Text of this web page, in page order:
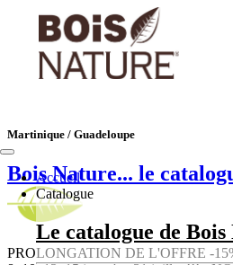
Martinique / Guadeloupe
Bois Nature... le
PROLONGATION DE L'OFFRE -
Accueil
Catalogue
Le catalogue de